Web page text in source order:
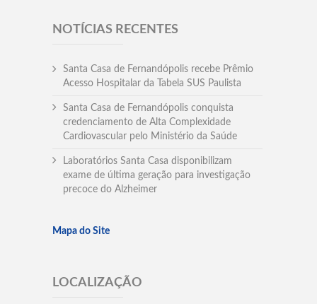
NOTÍCIAS RECENTES
Santa Casa de Fernandópolis recebe Prêmio
Acesso Hospitalar da Tabela SUS Paulista
Santa Casa de Fernandópolis conquista
credenciamento de Alta Complexidade
Cardiovascular pelo Ministério da Saúde
Laboratórios Santa Casa disponibilizam
exame de última geração para investigação
precoce do Alzheimer
Mapa do Site
LOCALIZAÇÃO